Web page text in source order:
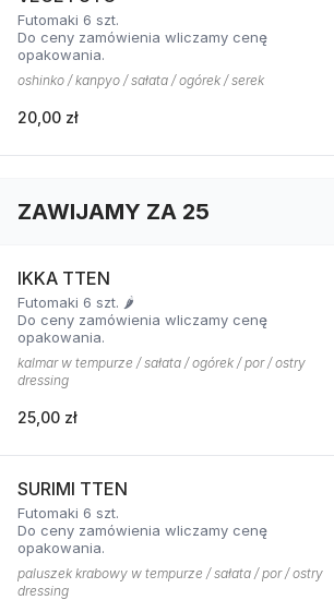
Futomaki 6 szt.
Do ceny zamówienia wliczamy cenę
opakowania.
oshinko / kanpyo / sałata / ogórek / serek
20,00 zł
ZAWIJAMY ZA 25
IKKA TTEN
Futomaki 6 szt. 🌶️
Do ceny zamówienia wliczamy cenę
opakowania.
kalmar w tempurze / sałata / ogórek / por / ostry
dressing
25,00 zł
SURIMI TTEN
Futomaki 6 szt.
Do ceny zamówienia wliczamy cenę
opakowania.
paluszek krabowy w tempurze / sałata / por / ostry
dressing